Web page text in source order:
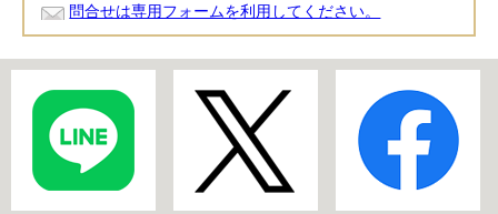
問合せは専用フォームを利用してください。